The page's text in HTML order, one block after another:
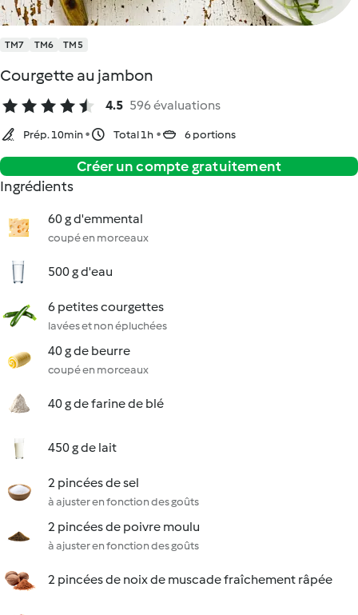
TM7 TM6 TM5
Courgette au jambon
4.5 596 évaluations
Prép. 10min Total 1h 6 portions
Créer un compte gratuitement
Ingrédients
60 g d'emmental
coupé en morceaux
500 g d'eau
6 petites courgettes
lavées et non épluchées
40 g de beurre
coupé en morceaux
40 g de farine de blé
450 g de lait
2 pincées de sel
à ajuster en fonction des goûts
2 pincées de poivre moulu
à ajuster en fonction des goûts
2 pincées de noix de muscade fraîchement râpée